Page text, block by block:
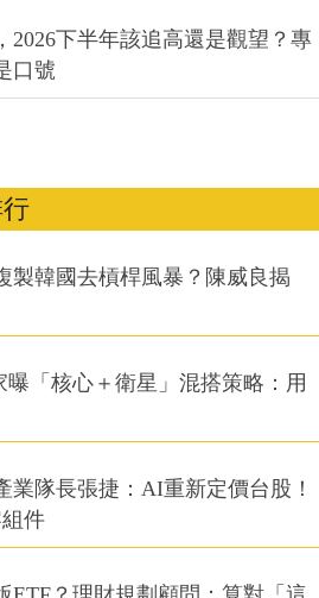
2026下半年該追高還是觀望？專
口號
製韓國去槓桿風暴？陳威良揭
曝「核心＋衛星」混搭策略：用
業隊長張捷：AI重新定價台股！
件